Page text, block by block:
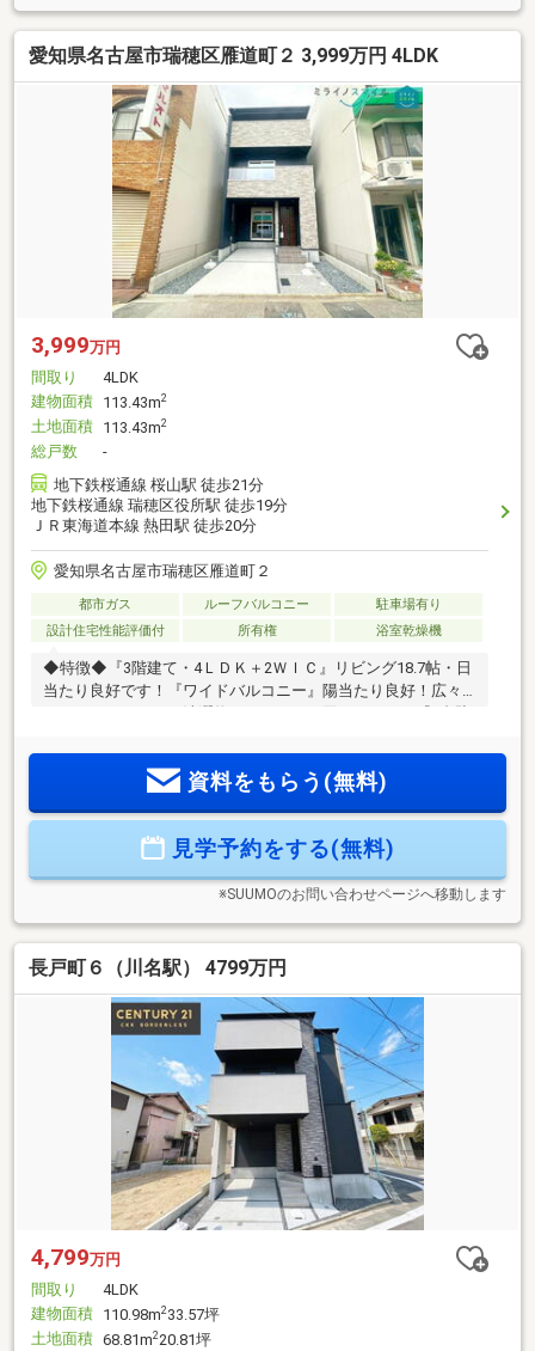
愛知県名古屋市瑞穂区雁道町２ 3,999万円 4LDK
3,999万円
間取り
4LDK
建物面積 113.43m2
土地面積 113.43m2
総戸数
-
地下鉄桜通線 桜山駅 徒歩21分
地下鉄桜通線 瑞穂区役所駅 徒歩19分
ＪＲ東海道本線 熱田駅 徒歩20分
愛知県名古屋市瑞穂区雁道町２
都市ガス ルーフバルコニー
駐車場有り
設計住宅性能評価付
所有権 浴室乾燥機
◆特徴◆『3階建て・4ＬＤＫ＋2ＷＩＣ』リビング18.7帖・日
当たり良好です！『ワイドバルコニー』陽当たり良好！広々
収納』クローゼット、ウォークインクローゼット、廊下収
納、シューズクローゼットもあるため収納スペースには困り
リティー！◆設備仕様◆『断熱性能等級5』ＺＥＨ水準の断熱
資料をもらう(無料)
見学予約をする(無料)
※SUUMOのお問い合わせページへ移動します
長戸町６（川名駅） 4799万円
4,799万円
間取り
4LDK
建物面積 110.98m2 33.57坪
土地面積 68.81m220.81坪